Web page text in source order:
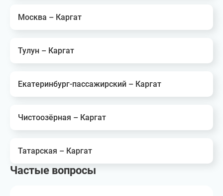
Москва – Каргат
Тулун – Каргат
Екатеринбург-пассажирский – Каргат
Чистоозёрная – Каргат
Татарская – Каргат
Частые вопросы